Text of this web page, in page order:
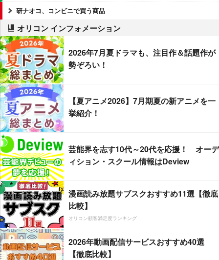
研ナオコ、コンビニで買う商品
オリコン インフォメーション
2026年7月夏ドラマも、注目作＆話題作が
勢ぞろい！
【夏アニメ2026】7月期夏の新アニメを一
挙紹介！
芸能界を志す10代～20代を応援！ オーデ
ィション・スクール情報はDeview
漫画読み放題サブスクおすすめ11選【徹底
比較】
オリコン顧客満足度ランキング
2026年動画配信サービスおすすめ40選
【徹底比較】